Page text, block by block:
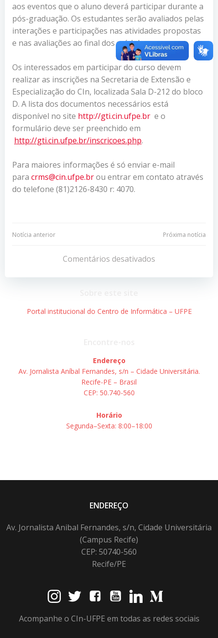
aos eventos que o aluno deverá participar durante a
pós-graduação. Os estudantes serão avaliados pelas
interações e participações nas atividades propostas
e nas avaliações ao final dos módulos.
Os interessados em participar do curso devem
realizar as inscrições na Secretaria de Extensão e
Especialização do CIn, localizada Sala D-212 do bloco
D. A lista dos documentos necessários está
disponível no site http://gti.cin.ufpe.br e o
formulário deve ser preenchido em
http://gti.cin.ufpe.br/inscricoes.php.
Para maiores informações é só enviar e-mail
para crms@cin.ufpe.brou entrar em contato através
do telefone (81)2126-8430 r: 4070.
Navegação
Post
Notícia anterior
Navegação
de
Post
Próxima notícia
Comentários desativados
Portal institucional do Centro de Informática – UFPE
Endereço
Av. Jornalista Aníbal Fernandes, s/n – Cidade Universitária.
Recife-PE – Brasil
CEP: 50.740-560
Horário
Segunda–Sexta: 8:00–18:00
ENDEREÇO
Av. Jornalista Anibal Fernandes, s/n, Cidade Universitária
(Campus Recife)
CEP: 50740-560
Recife/PE
Acompanhe o CIn-UFPE em todas as redes sociais